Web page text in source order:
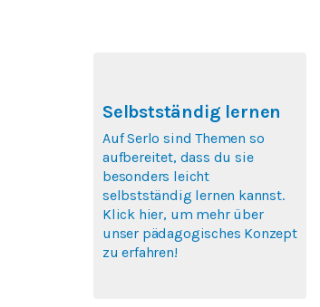
Selbstständig lernen
Auf Serlo sind Themen so
aufbereitet, dass du sie
besonders leicht
selbstständig lernen kannst.
Klick hier, um mehr über
unser pädagogisches Konzept
zu erfahren!